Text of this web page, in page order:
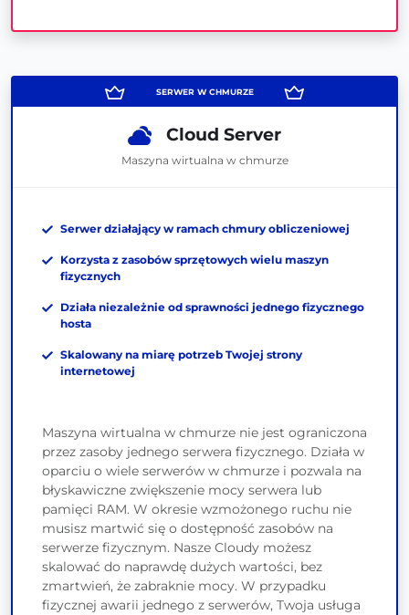
Cloud Server
Maszyna wirtualna w chmurze
Serwer działający w ramach chmury obliczeniowej
Korzysta z zasobów sprzętowych wielu maszyn
fizycznych
Działa niezależnie od sprawności jednego fizycznego
hosta
Skalowany na miarę potrzeb Twojej strony
internetowej
Maszyna wirtualna w chmurze nie jest ograniczona
przez zasoby jednego serwera fizycznego. Działa w
oparciu o wiele serwerów w chmurze i pozwala na
błyskawiczne zwiększenie mocy serwera lub
pamięci RAM. W okresie wzmożonego ruchu nie
musisz martwić się o dostępność zasobów na
serwerze fizycznym. Nasze Cloudy możesz
skalować do naprawdę dużych wartości, bez
zmartwień, że zabraknie mocy. W przypadku
fizycznej awarii jednego z serwerów, Twoja usługa